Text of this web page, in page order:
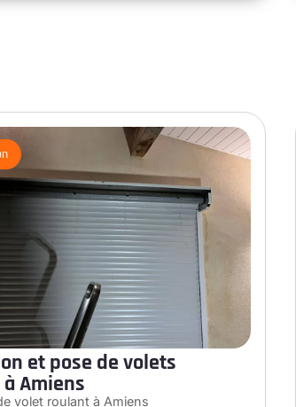
et pose de volets
Amiens
volet roulant à Amiens